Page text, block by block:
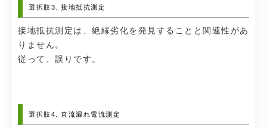
選択肢3. 接地抵抗測定
接地抵抗測定は、絶縁劣化を発見することと関連性があ
りません。
従って、誤りです。
選択肢4. 直流漏れ電流測定